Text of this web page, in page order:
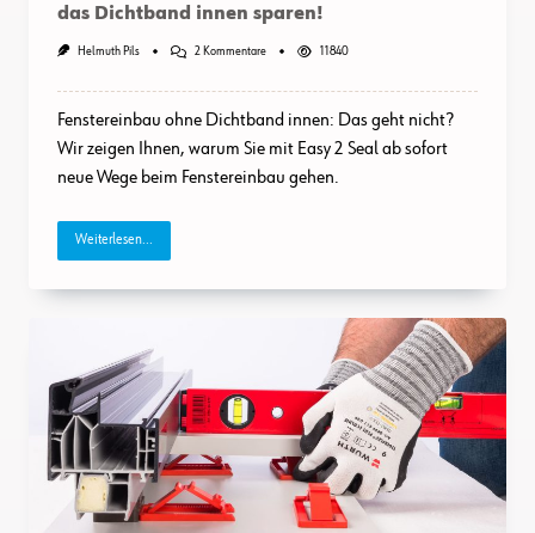
das Dichtband innen sparen!
Helmuth Pils 2 KommentareZu
Sie
Beim
Fenstereinbau
11840
Fenstereinbau ohne Dichtband innen: Das geht nicht?
Wir zeigen Ihnen, warum Sie mit Easy 2 Seal ab sofort
neue Wege beim Fenstereinbau gehen.
Weiterlesen...